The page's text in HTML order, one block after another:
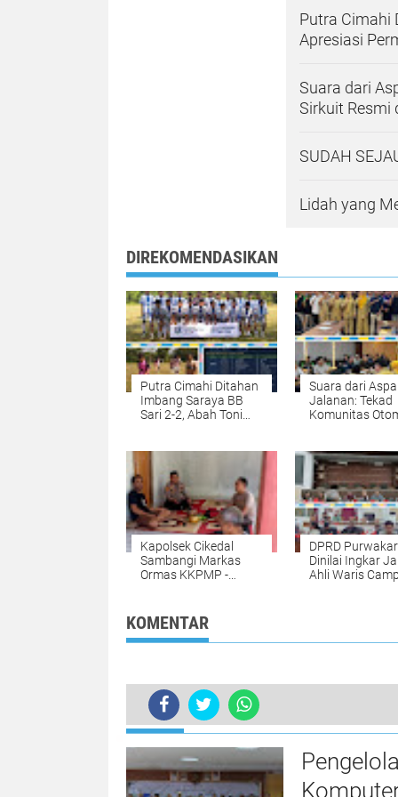
Putra Cimahi
Apresiasi
Suara dari
Sirkuit Resmi
SUDAH
Lidah yang
DIREKOMENDASIKAN
Putra Cimahi Ditahan
Imbang Saraya BB
Sari 2-2, Abah Toni
Soeratin U-15
Purwakarta
Suara dari
Jalanan: Tekad
Komunitas
Tangerang
Kapolsek Cikedal
Sambangi Markas
Ormas KKPMP -
DPRD
Dinilai Ingkar
Ahli Waris
KOMENTAR
TERKINI